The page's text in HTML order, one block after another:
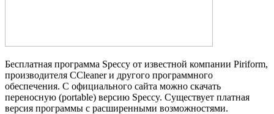
Бесплатная программа Speccy от известной компании Piriform,
производителя CCleaner и другого программного
обеспечения. С официального сайта можно скачать
переносную (portable) версию Speccy. Существует платная
версия программы с расширенными возможностями.